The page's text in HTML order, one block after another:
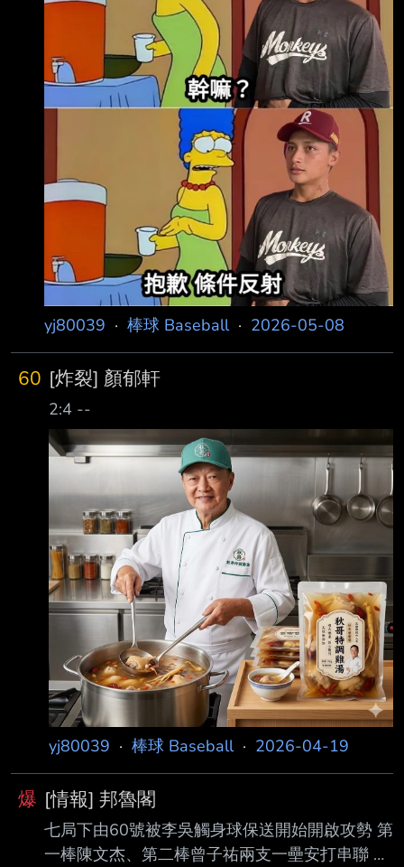
yj80039 · 棒球 Baseball· 2026-05-08
60 [炸裂] 顏郁軒
2:4 --
yj80039 · 棒球 Baseball· 2026-04-19
爆 [情報] 邦魯閣
七局下由60號被李吳觸身球保送開始開啟攻勢 第
一棒陳文杰、第二棒曾子祐兩支一壘安打串聯 小